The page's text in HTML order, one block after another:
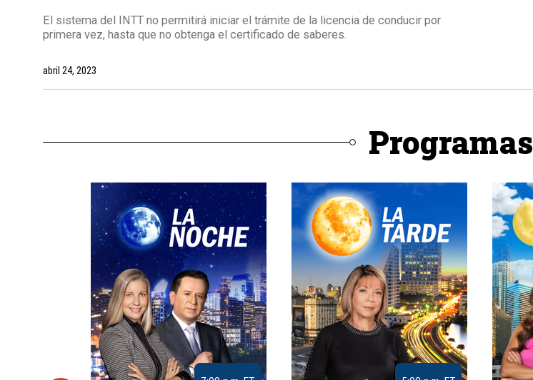
El sistema del INTT no permitirá iniciar el trámite de la licencia de conducir por
primera vez, hasta que no obtenga el certificado de saberes.
abril 24, 2023
Programas